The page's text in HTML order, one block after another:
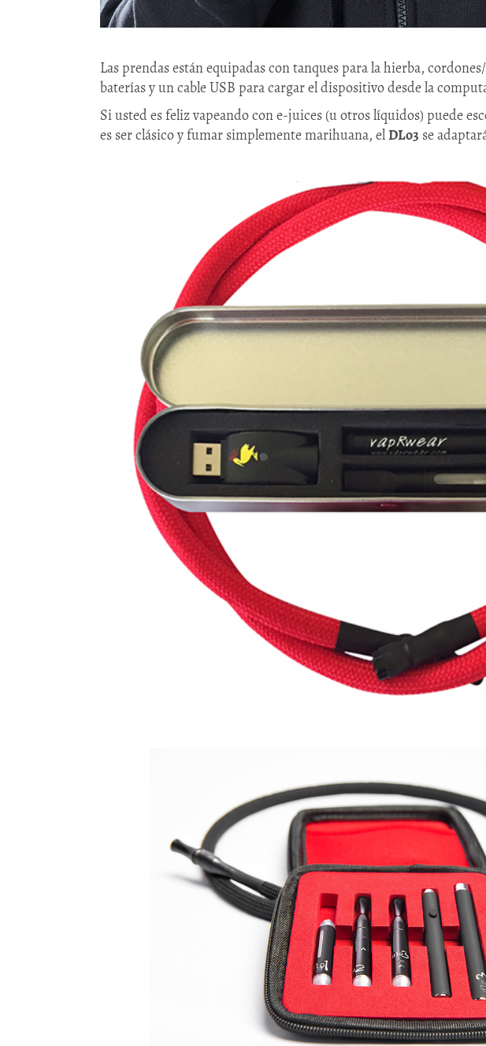
Las prendas están equipadas con tanques para la hierba,
baterías y un cable USB para cargar el dispositivo desde la
Si usted es feliz vapeando con e-juices (u otros líquidos) puede
es ser clásico y fumar simplemente marihuana, elDLo3 se